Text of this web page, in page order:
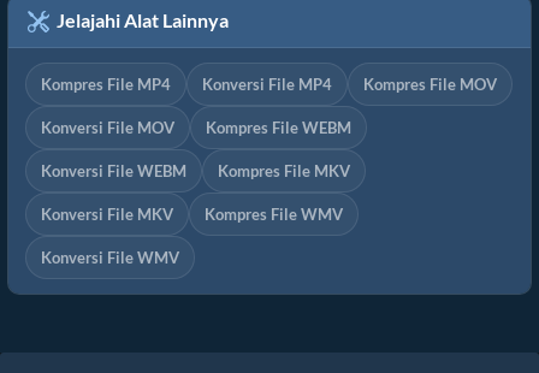
Jelajahi Alat Lainnya
Kompres File MP4 Konversi File MP4 Kompres File MOV
Konversi File MOV Kompres File WEBM
Konversi File WEBM Kompres File MKV
Konversi File MKV Kompres File WMV
Konversi File WMV